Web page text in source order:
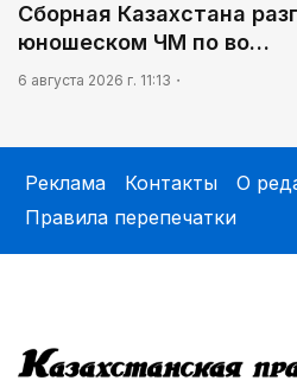
Сборная Казахстана
юношеском ЧМ по во…
6 августа 2026 г. 11:13
Реклама Контакты
О
Правила перепечатки